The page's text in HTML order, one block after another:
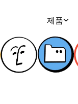
제품